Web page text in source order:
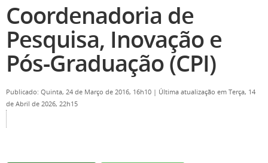
Coordenadoria de
Pesquisa, Inovação e
Pós-Graduação (CPI)
Publicado: Quinta, 24 de Março de 2016, 16h10 | Última atualização em Terça, 14
de Abril de 2026, 22h15